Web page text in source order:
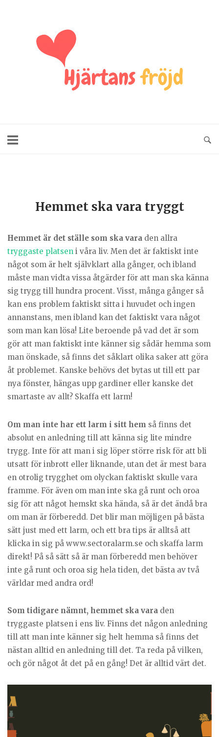
Hemmet ska vara tryggt
Hemmet är det ställe som ska vara den allra
tryggaste platsen i våra liv. Men det är faktiskt inte
något som är helt självklart alla gånger, och ibland
måste man vidta vissa åtgärder för att man ska känna
sig trygg till hundra procent. Visst, många gånger så
kan ens problem faktiskt sitta i huvudet och ingen
annanstans, men ibland kan det faktiskt vara något
som man kan lösa! Lite beroende på vad det är som
gör att man faktiskt inte känner sig sådär hemma som
man önskade, så finns det såklart olika saker att göra
åt problemet. Kanske behövs det bytas ut till ett par
nya fönster, hängas upp gardiner eller kanske det
smartaste av allt? Skaffa ett larm!
Om man inte har ett larm i sitt hem så finns det
absolut en anledning till att känna sig lite mindre
trygg. Inte för att man i sig löper större risk för att bli
utsatt för inbrott eller liknande, utan det är mest bara
en otrolig trygghet om olyckan faktiskt skulle vara
framme. För även om man inte ska gå runt och oroa
sig för att något hemskt ska hända, så är det ändå bra
om man är förberedd. Det blir man möjligen på bästa
sätt just med ett larm, och ett bra tips är alltså att
klicka in sig på www.sectoralarm.se och skaffa larm
direkt! På så sätt så är man förberedd men behöver
inte gå runt och oroa sig hela tiden, det bästa av två
världar med andra ord!
Som tidigare nämnt, hemmet ska vara den
tryggaste platsen i ens liv. Finns det någon anledning
till att man inte känner sig helt hemma så finns det
nästan alltid en anledning till det. Ta reda på vilken,
och gör något åt det på en gång! Det är alltid värt det.